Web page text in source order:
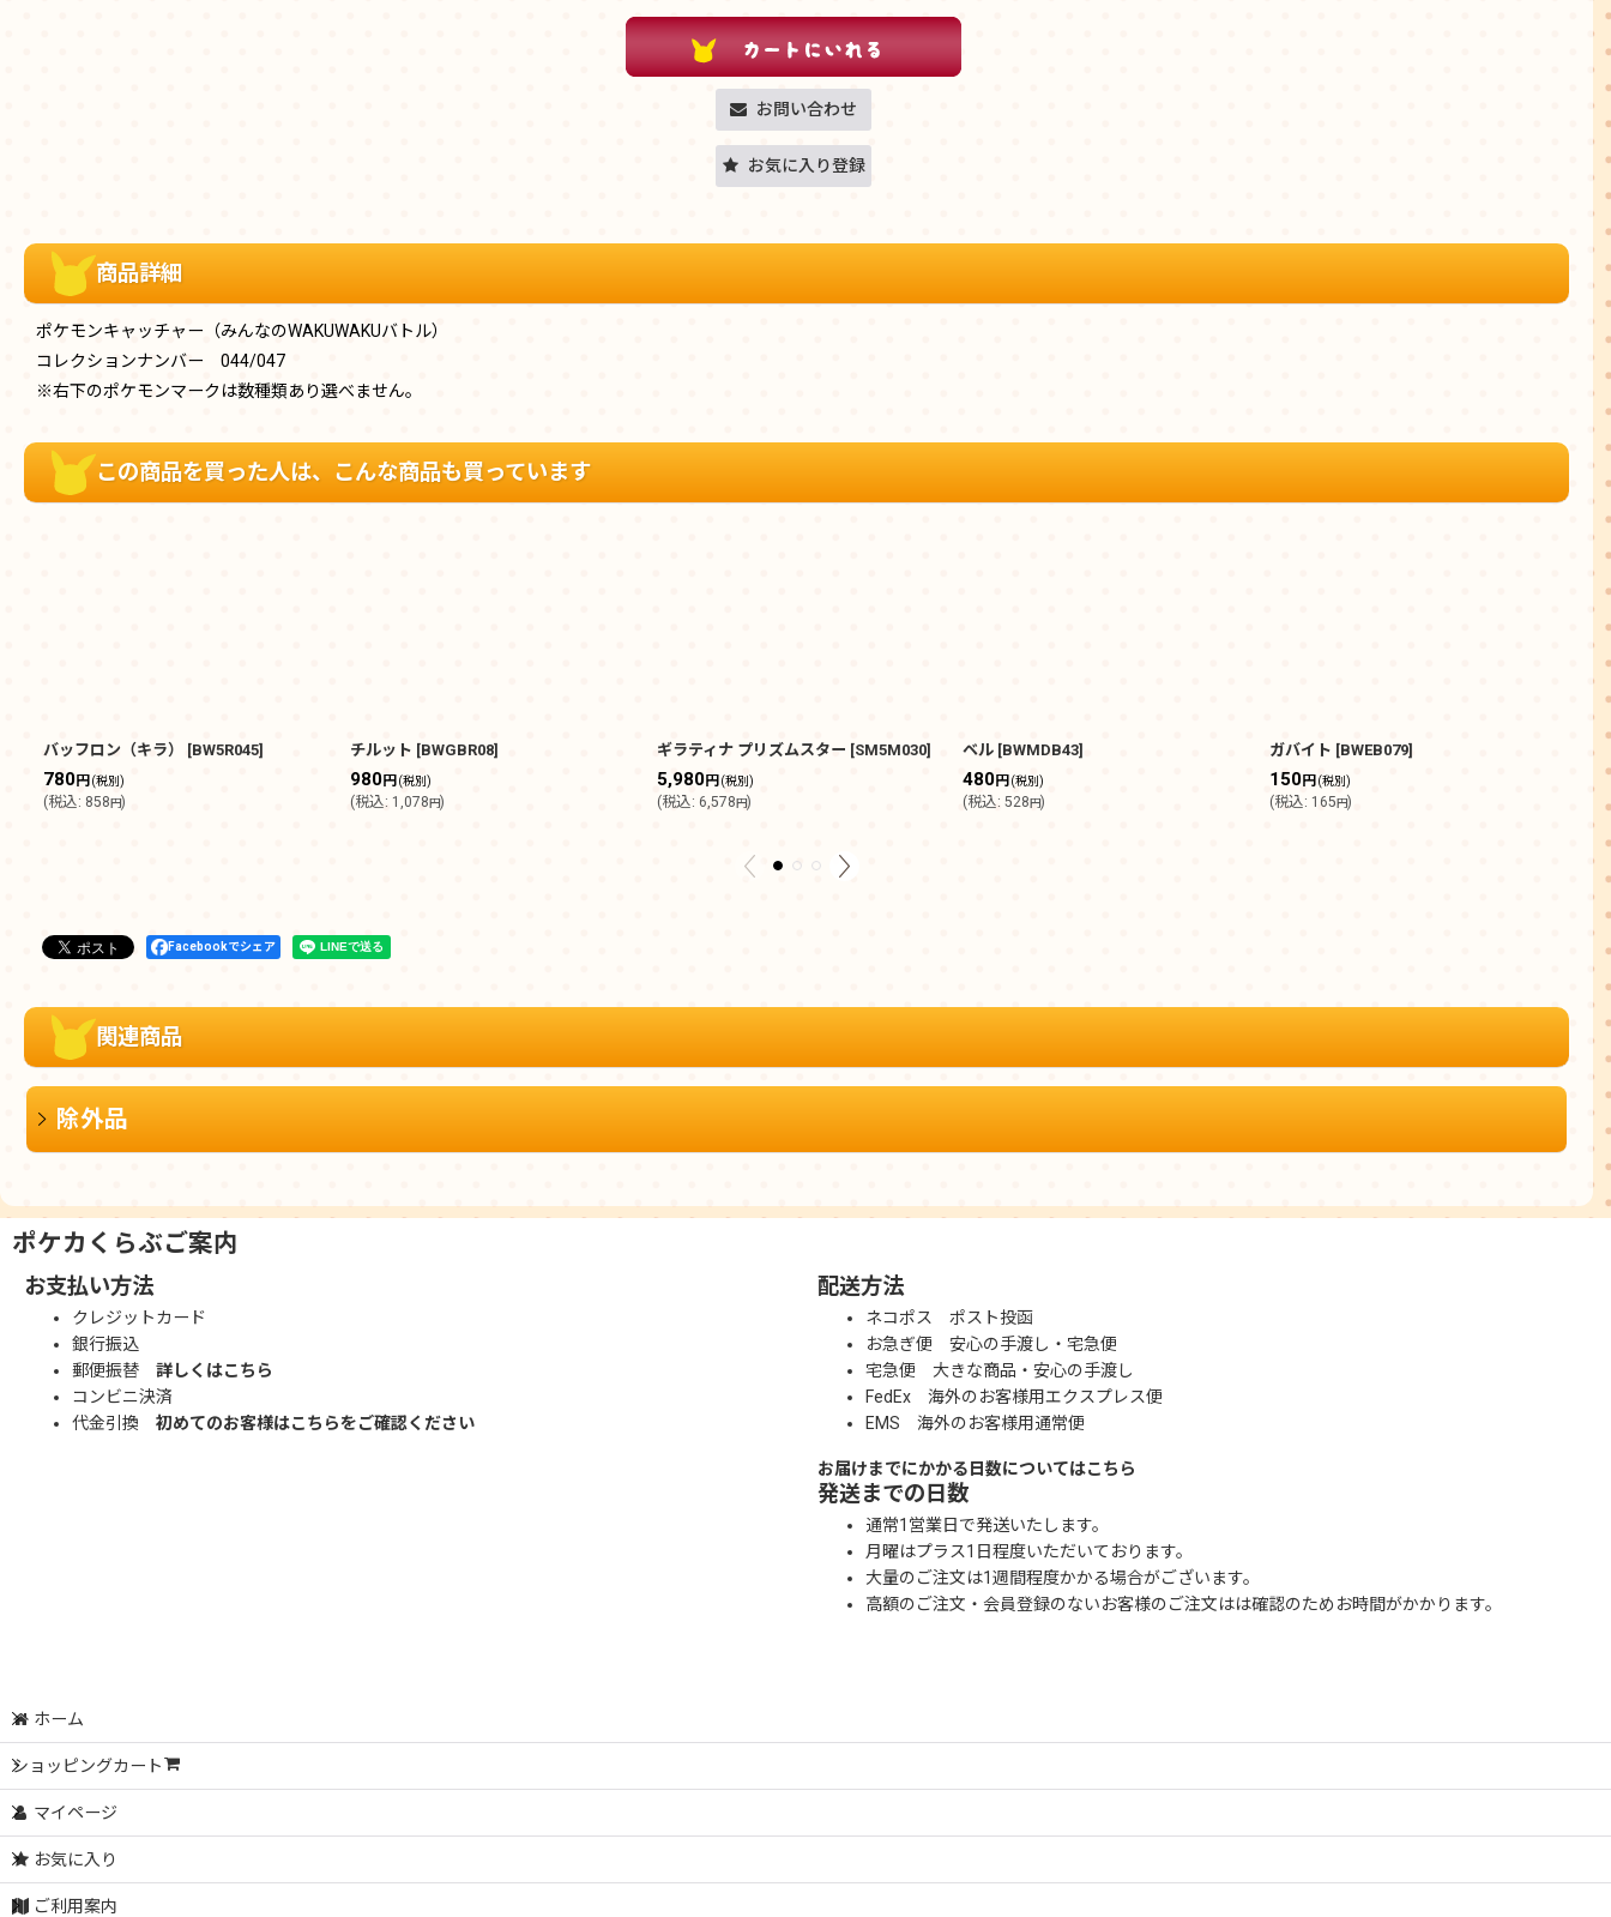
お問い合わせ
お気に入り登録
商品詳細
ポケモンキャッチャー（みんなのWAKUWAKUバトル）
コレクションナンバー 044/047
※右下のポケモンマークは数種類あり選べません。
この商品を買った人は、こんな商品も買っています
バッフロン（キラ） [BW5R045]
780円 (税別)
(税込: 858円)
チルット [BWGBR08]
980円 (税別)
(税込: 1,078円)
ギラティナ プリズムスター [SM5M030]
5,980円 (税別)
(税込: 6,578円)
ベル [BWMDB43]
480円 (税別)
(税込: 528円)
ガバイト [BWEB079]
150円 (税別)
(税込: 165円)
デ
リ
980
税込
Facebookでシェア
関連商品
除外品
ポケカくらぶご案内
お支払い方法
クレジットカード
銀行振込
郵便振替 詳しくはこちら
コンビニ決済
代金引換 初めてのお客様はこちらをご確認ください
配送方法
ネコポス ポスト投函
お急ぎ便 安心の手渡し・宅急便
宅急便 大きな商品・安心の手渡し
FedEx 海外のお客様用エクスプレス便
EMS 海外のお客様用通常便
お届けまでにかかる日数についてはこちら
発送までの日数
通常1営業日で発送いたします。
月曜はプラス1日程度いただいております。
大量のご注文は1週間程度かかる場合がございます。
高額のご注文・会員登録のないお客様のご注文はは確認のためお時間がかかります。
ホーム
ショッピングカート
マイページ
お気に入り
ご利用案内